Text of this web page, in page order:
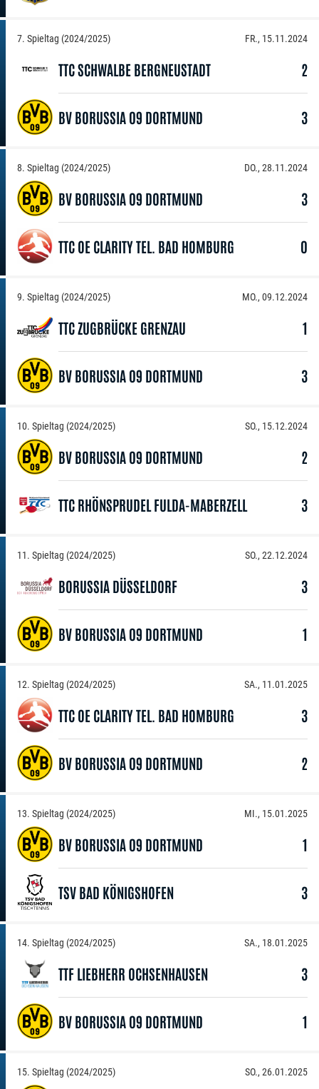
7. Spieltag (2024/2025) FR., 15.11.2024
TTC SCHWALBE BERGNEUSTADT 2
BV BORUSSIA 09 DORTMUND 3
8. Spieltag (2024/2025) DO., 28.11.2024
BV BORUSSIA 09 DORTMUND 3
TTC OE CLARITY TEL. BAD HOMBURG 0
9. Spieltag (2024/2025) MO., 09.12.2024
TTC ZUGBRÜCKE GRENZAU 1
BV BORUSSIA 09 DORTMUND 3
10. Spieltag (2024/2025) SO., 15.12.2024
BV BORUSSIA 09 DORTMUND 2
TTC RHÖNSPRUDEL FULDA-MABERZELL 3
11. Spieltag (2024/2025) SO., 22.12.2024
BORUSSIA DÜSSELDORF 3
BV BORUSSIA 09 DORTMUND 1
12. Spieltag (2024/2025) SA., 11.01.2025
TTC OE CLARITY TEL. BAD HOMBURG 3
BV BORUSSIA 09 DORTMUND 2
13. Spieltag (2024/2025) MI., 15.01.2025
BV BORUSSIA 09 DORTMUND 1
TSV BAD KÖNIGSHOFEN 3
14. Spieltag (2024/2025) SA., 18.01.2025
TTF LIEBHERR OCHSENHAUSEN 3
BV BORUSSIA 09 DORTMUND 1
15. Spieltag (2024/2025) SO., 26.01.2025